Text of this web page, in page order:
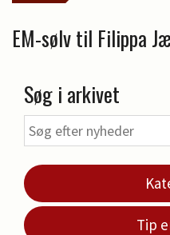
EM-sølv til Filippa
Søg i arkivet
Tip